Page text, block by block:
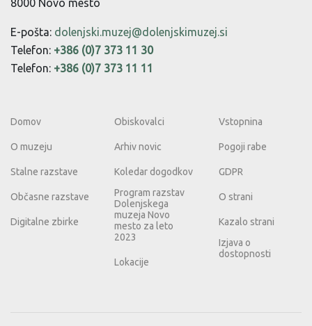
8000 Novo mesto
E-pošta: dolenjski.muzej@dolenjskimuzej.si
Telefon: +386 (0)7 373 11 30
Telefon: +386 (0)7 373 11 11
Domov
O muzeju
Stalne razstave
Občasne razstave
Digitalne zbirke
Obiskovalci
Arhiv novic
Koledar dogodkov
Program razstav
Dolenjskega
muzeja Novo
mesto za leto
2023
Lokacije
Vstopnina
Pogoji rabe
GDPR
O strani
Kazalo strani
Izjava o
dostopnosti